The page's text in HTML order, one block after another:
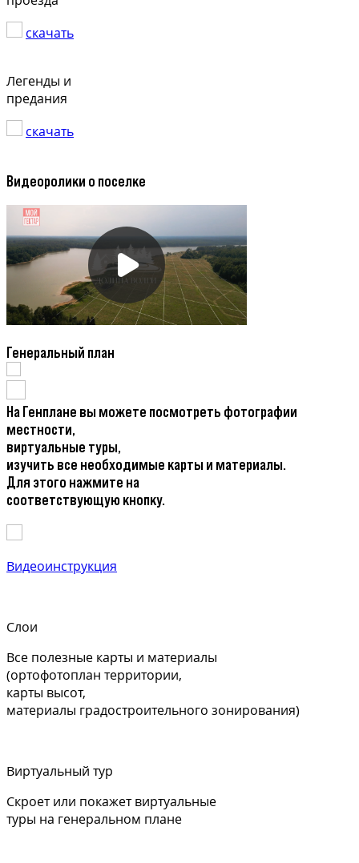
скачать
Легенды и
предания
скачать
Видеоролики о поселке
Генеральный план
На Генплане вы можете посмотреть фотографии
местности,
виртуальные туры,
изучить все необходимые карты и материалы.
Для этого нажмите на
соответствующую кнопку.
Видеоинструкция
Слои
Все полезные карты и материалы
(ортофотоплан территории,
карты высот,
материалы градостроительного зонирования)
Виртуальный тур
Скроет или покажет виртуальные
туры на генеральном плане